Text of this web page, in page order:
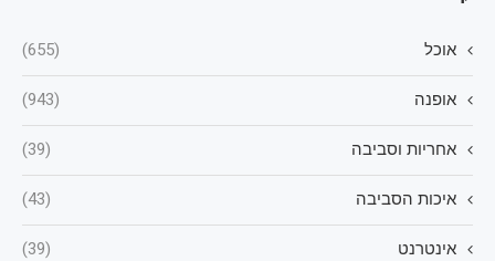
אוכל (655)
אופנה (943)
אחריות וסביבה (39)
איכות הסביבה (43)
אינטרנט (39)